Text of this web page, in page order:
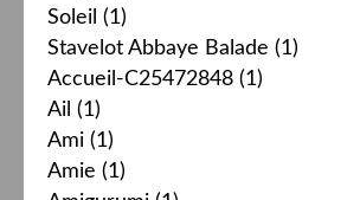
Soleil (1)
Stavelot Abbaye Balade (1)
Accueil-C25472848 (1)
Ail (1)
Ami (1)
Amie (1)